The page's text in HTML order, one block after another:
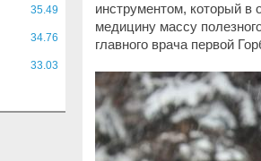
35.49
34.76
33.03
инструментом, который в
медицину массу
главного врача первой